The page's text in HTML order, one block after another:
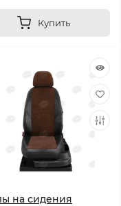
Купить
на сидения